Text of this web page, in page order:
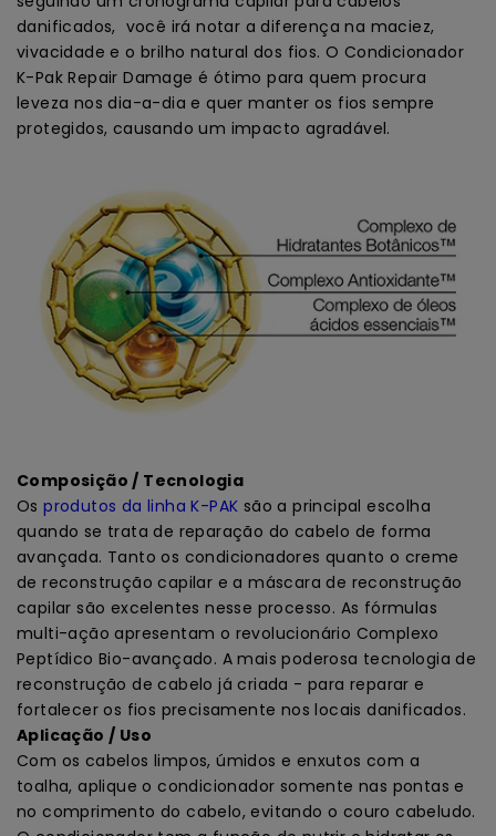
danificados, você irá notar a diferença na maciez,
vivacidade e o brilho natural dos fios. O Condicionador
K-Pak Repair Damage é ótimo para quem procura
leveza nos dia-a-dia e quer manter os fios sempre
protegidos, causando um impacto agradável.
Composição / Tecnologia
Osprodutos da linha K-PAK são a principal escolha
quando se trata de reparação do cabelo de forma
avançada. Tanto os condicionadores quanto o creme
de reconstrução capilar e a máscara de reconstrução
capilar são excelentes nesse processo. As fórmulas
multi-ação apresentam o revolucionário Complexo
Peptídico Bio-avançado. A mais poderosa tecnologia de
reconstrução de cabelo já criada - para reparar e
fortalecer os fios precisamente nos locais danificados.
Aplicação / Uso
Com os cabelos limpos, úmidos e enxutos com a
toalha, aplique o condicionador somente nas pontas e
no comprimento do cabelo, evitando o couro cabeludo.